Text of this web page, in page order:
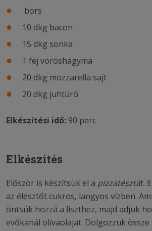
bors
10 dkg bacon
15 dkg sonka
1 fej vöröshagyma
20 dkg mozzarella sajt
20 dkg juhtúró
Elkészítési idő: 90 perc
Elkészítés
Először is készítsük el a pizzatésztát.
az élesztőt cukros, langyos vízben.
öntsük hozzá a liszthez, majd adjuk
evőkanál olívaolajat. Dolgozzuk össze